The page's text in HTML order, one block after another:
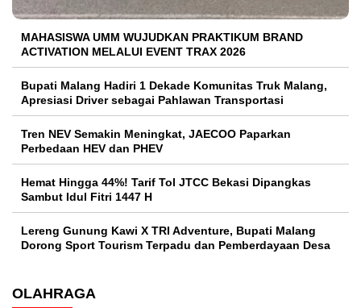
MAHASISWA UMM WUJUDKAN PRAKTIKUM BRAND
ACTIVATION MELALUI EVENT TRAX 2026
Bupati Malang Hadiri 1 Dekade Komunitas Truk Malang,
Apresiasi Driver sebagai Pahlawan Transportasi
Tren NEV Semakin Meningkat, JAECOO Paparkan
Perbedaan HEV dan PHEV
Hemat Hingga 44%! Tarif Tol JTCC Bekasi Dipangkas
Sambut Idul Fitri 1447 H
Lereng Gunung Kawi X TRI Adventure, Bupati Malang
Dorong Sport Tourism Terpadu dan Pemberdayaan Desa
OLAHRAGA